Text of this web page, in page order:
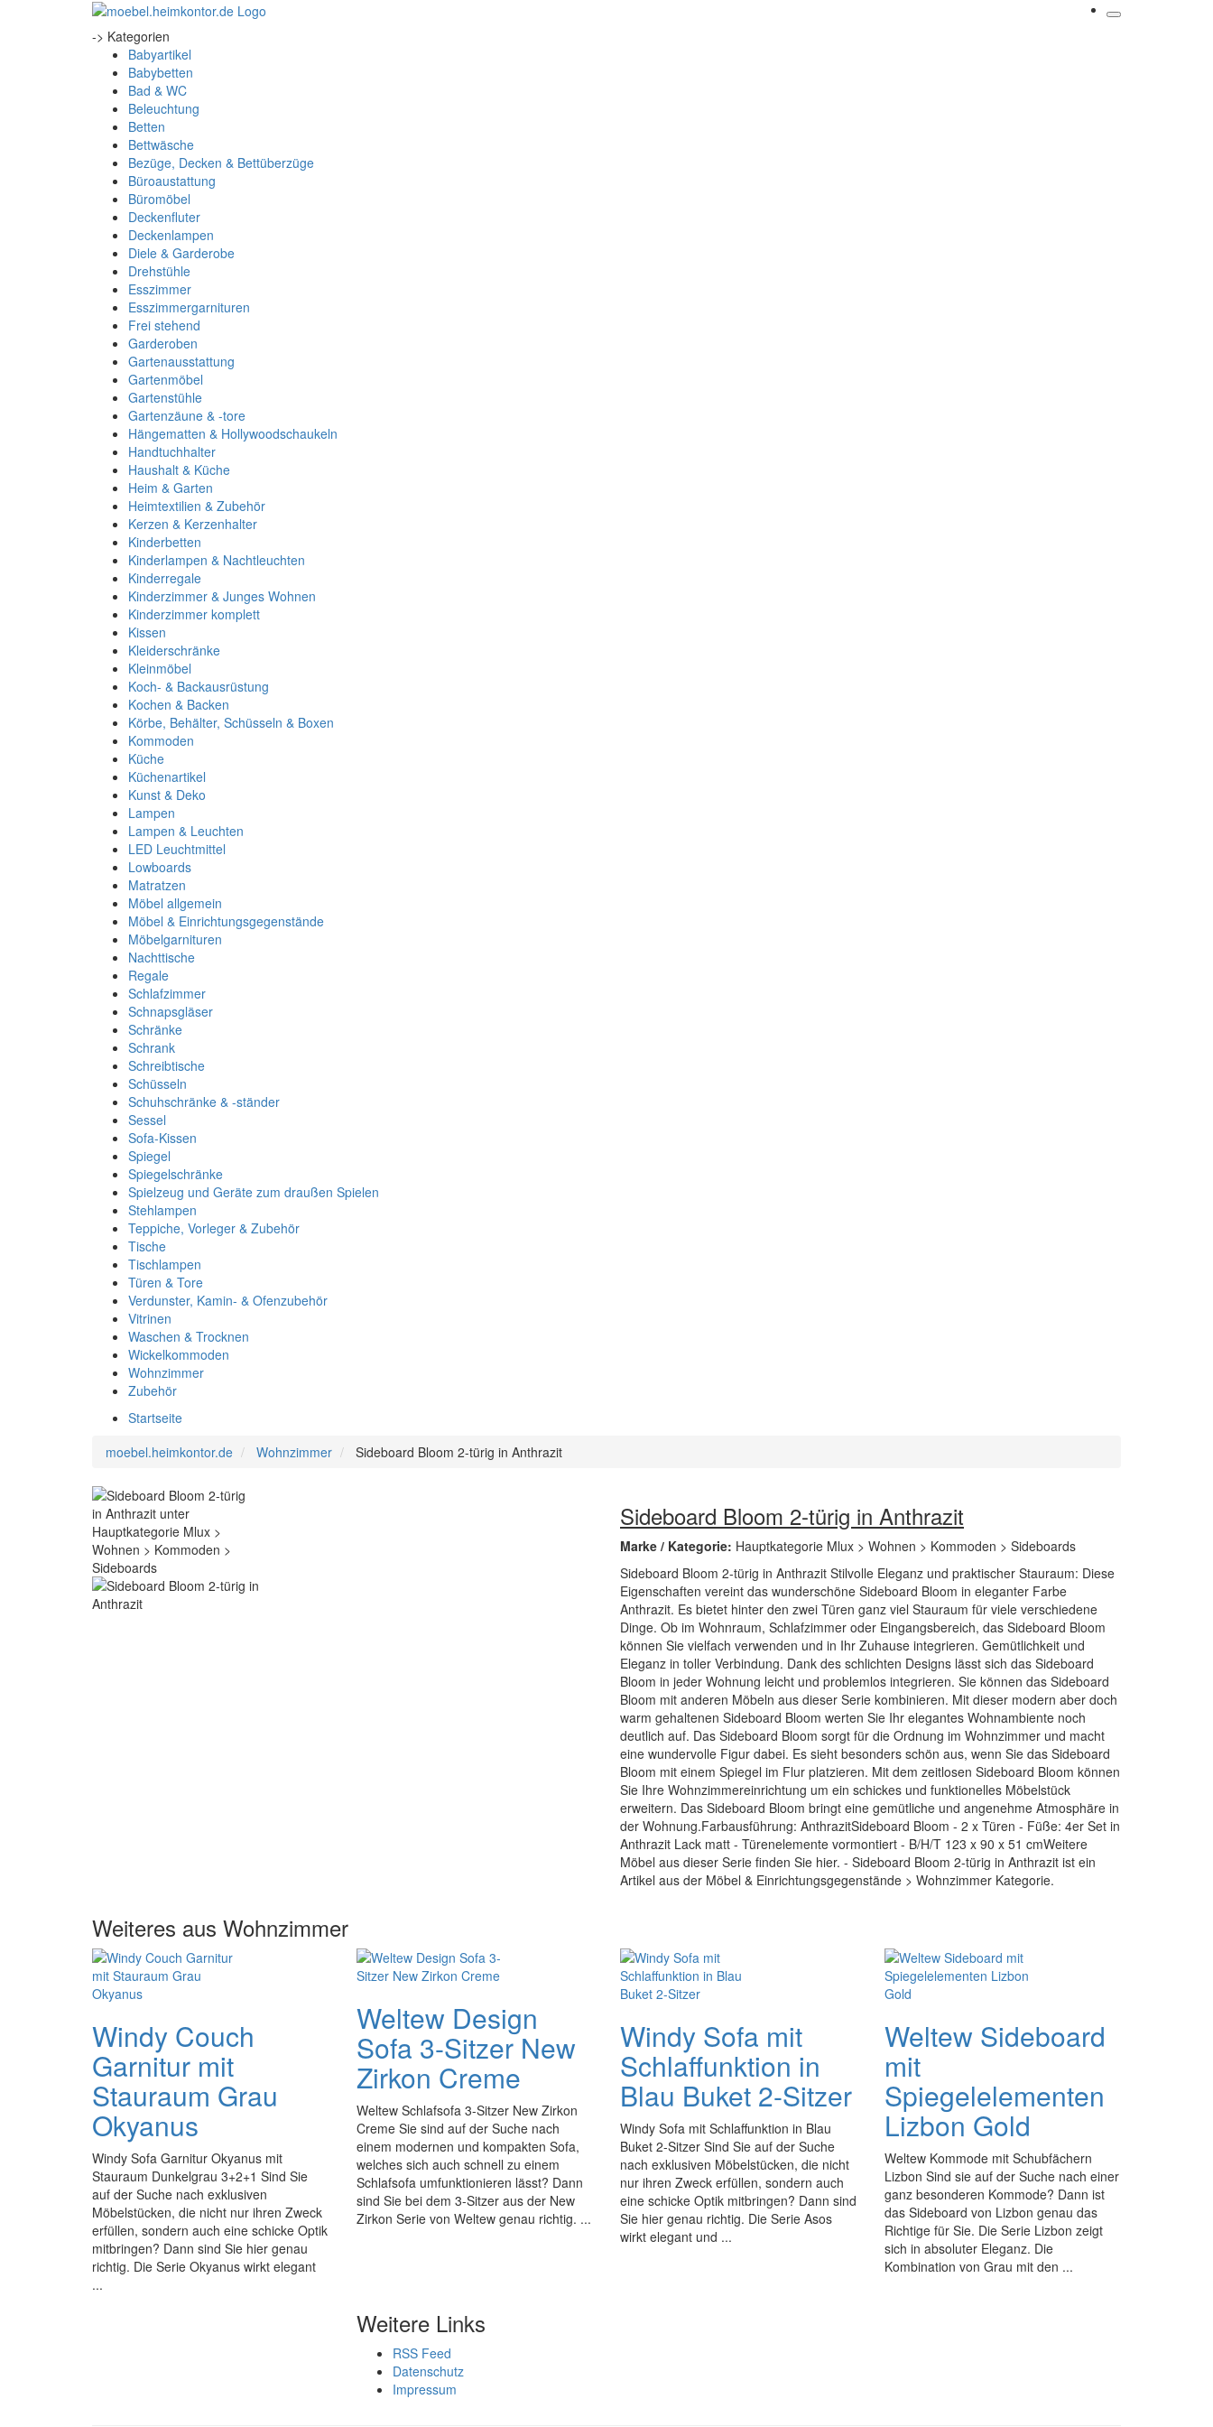
-> Kategorien
Babyartikel
Babybetten
Bad & WC
Beleuchtung
Betten
Bettwäsche
Bezüge, Decken & Bettüberzüge
Büroaustattung
Büromöbel
Deckenfluter
Deckenlampen
Diele & Garderobe
Drehstühle
Esszimmer
Esszimmergarnituren
Frei stehend
Garderoben
Gartenausstattung
Gartenmöbel
Gartenstühle
Gartenzäune & -tore
Hängematten & Hollywoodschaukeln
Handtuchhalter
Haushalt & Küche
Heim & Garten
Heimtextilien & Zubehör
Kerzen & Kerzenhalter
Kinderbetten
Kinderlampen & Nachtleuchten
Kinderregale
Kinderzimmer & Junges Wohnen
Kinderzimmer komplett
Kissen
Kleiderschränke
Kleinmöbel
Koch- & Backausrüstung
Kochen & Backen
Körbe, Behälter, Schüsseln & Boxen
Kommoden
Küche
Küchenartikel
Kunst & Deko
Lampen
Lampen & Leuchten
LED Leuchtmittel
Lowboards
Matratzen
Möbel allgemein
Möbel & Einrichtungsgegenstände
Möbelgarnituren
Nachttische
Regale
Schlafzimmer
Schnapsgläser
Schränke
Schrank
Schreibtische
Schüsseln
Schuhschränke & -ständer
Sessel
Sofa-Kissen
Spiegel
Spiegelschränke
Spielzeug und Geräte zum draußen Spielen
Stehlampen
Teppiche, Vorleger & Zubehör
Tische
Tischlampen
Türen & Tore
Verdunster, Kamin- & Ofenzubehör
Vitrinen
Waschen & Trocknen
Wickelkommoden
Wohnzimmer
Zubehör
Startseite
moebel.heimkontor.de
Wohnzimmer Sideboard Bloom 2-türig in Anthrazit
Sideboard Bloom 2-türig in Anthrazit
Marke / Kategorie: Hauptkategorie Mlux > Wohnen > Kommoden > Sideboards
Sideboard Bloom 2-türig in Anthrazit Stilvolle Eleganz und praktischer Stauraum: Diese
Eigenschaften vereint das wunderschöne Sideboard Bloom in eleganter Farbe
Anthrazit. Es bietet hinter den zwei Türen ganz viel Stauraum für viele verschiedene
Dinge. Ob im Wohnraum, Schlafzimmer oder Eingangsbereich, das Sideboard Bloom
können Sie vielfach verwenden und in Ihr Zuhause integrieren. Gemütlichkeit und
Eleganz in toller Verbindung. Dank des schlichten Designs lässt sich das Sideboard
Bloom in jeder Wohnung leicht und problemlos integrieren. Sie können das Sideboard
Bloom mit anderen Möbeln aus dieser Serie kombinieren. Mit dieser modern aber doch
warm gehaltenen Sideboard Bloom werten Sie Ihr elegantes Wohnambiente noch
deutlich auf. Das Sideboard Bloom sorgt für die Ordnung im Wohnzimmer und macht
eine wundervolle Figur dabei. Es sieht besonders schön aus, wenn Sie das Sideboard
Bloom mit einem Spiegel im Flur platzieren. Mit dem zeitlosen Sideboard Bloom können
Sie Ihre Wohnzimmereinrichtung um ein schickes und funktionelles Möbelstück
erweitern. Das Sideboard Bloom bringt eine gemütliche und angenehme Atmosphäre in
der Wohnung.Farbausführung: AnthrazitSideboard Bloom - 2 x Türen - Füße: 4er Set in
Anthrazit Lack matt - Türenelemente vormontiert - B/H/T 123 x 90 x 51 cmWeitere
Möbel aus dieser Serie finden Sie hier. - Sideboard Bloom 2-türig in Anthrazit ist ein
Artikel aus der Möbel & Einrichtungsgegenstände > Wohnzimmer Kategorie.
Weiteres aus Wohnzimmer
Windy Couch
Garnitur mit
Stauraum Grau
Okyanus
Windy Sofa Garnitur Okyanus mit
Stauraum Dunkelgrau 3+2+1 Sind Sie
auf der Suche nach exklusiven
Möbelstücken, die nicht nur ihren Zweck
erfüllen, sondern auch eine schicke Optik
mitbringen? Dann sind Sie hier genau
richtig. Die Serie Okyanus wirkt elegant
...
Weltew Design
Sofa 3-Sitzer New
Zirkon Creme
Weltew Schlafsofa 3-Sitzer New Zirkon
Creme Sie sind auf der Suche nach
einem modernen und kompakten Sofa,
welches sich auch schnell zu einem
Schlafsofa umfunktionieren lässt? Dann
sind Sie bei dem 3-Sitzer aus der New
Zirkon Serie von Weltew genau richtig. ...
Windy Sofa mit
Schlaffunktion in
Blau Buket 2-Sitzer
Windy Sofa mit Schlaffunktion in Blau
Buket 2-Sitzer Sind Sie auf der Suche
nach exklusiven Möbelstücken, die nicht
nur ihren Zweck erfüllen, sondern auch
eine schicke Optik mitbringen? Dann sind
Sie hier genau richtig. Die Serie Asos
wirkt elegant und ...
Weltew Sideboard
mit
Spiegelelementen
Lizbon Gold
Weltew Kommode mit Schubfächern
Lizbon Sind sie auf der Suche nach einer
ganz besonderen Kommode? Dann ist
das Sideboard von Lizbon genau das
Richtige für Sie. Die Serie Lizbon zeigt
sich in absoluter Eleganz. Die
Kombination von Grau mit den ...
Weitere Links
RSS Feed
Datenschutz
Impressum